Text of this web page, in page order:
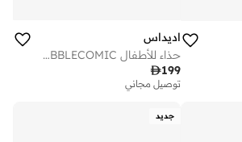
اديداس
حذاء للأطفال ADIDAS MARVEL SPIDER-MAN BUBBLECOMIC
199
توصيل مجاني
جديد